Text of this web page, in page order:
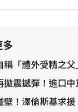
稱「體外受精之父
拋震撼彈！進口
壁！澤倫斯基求